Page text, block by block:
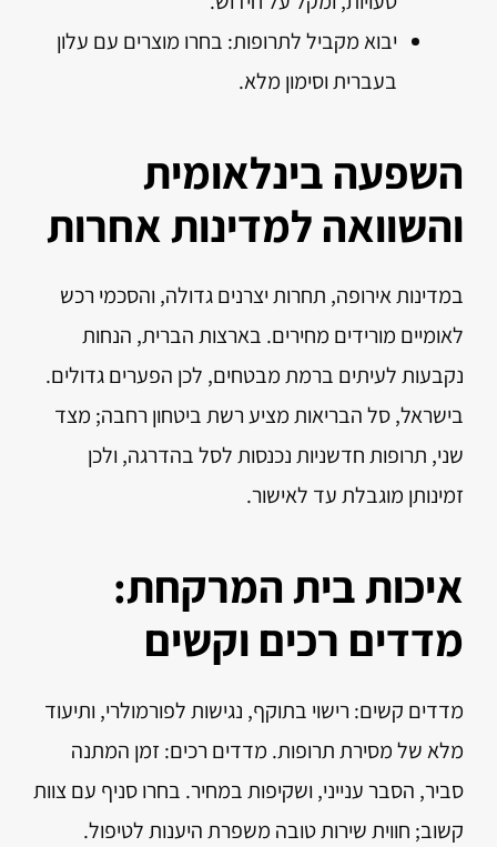
יבוא מקביל לתרופות: בחרו מוצרים עם עלון
בעברית וסימון מלא.
השפעה בינלאומית
והשוואה למדינות אחרות
במדינות אירופה, תחרות יצרנים גדולה, והסכמי רכש
לאומיים מורידים מחירים. בארצות הברית, הנחות
נקבעות לעיתים ברמת מבטחים, לכן הפערים גדולים.
בישראל, סל הבריאות מציע רשת ביטחון רחבה; מצד
שני, תרופות חדשניות נכנסות לסל בהדרגה, ולכן
זמינותן מוגבלת עד לאישור.
איכות בית המרקחת:
מדדים רכים וקשים
מדדים קשים: רישוי בתוקף, נגישות לפורמולרי, ותיעוד
מלא של מסירת תרופות. מדדים רכים: זמן המתנה
סביר, הסבר ענייני, ושקיפות במחיר. בחרו סניף עם צוות
קשוב; חווית שירות טובה משפרת היענות לטיפול.